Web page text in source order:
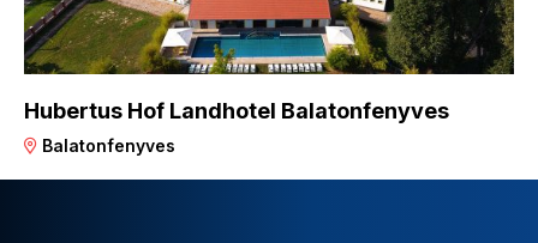
Hubertus Hof Landhotel Balatonfenyves
Balatonfenyves